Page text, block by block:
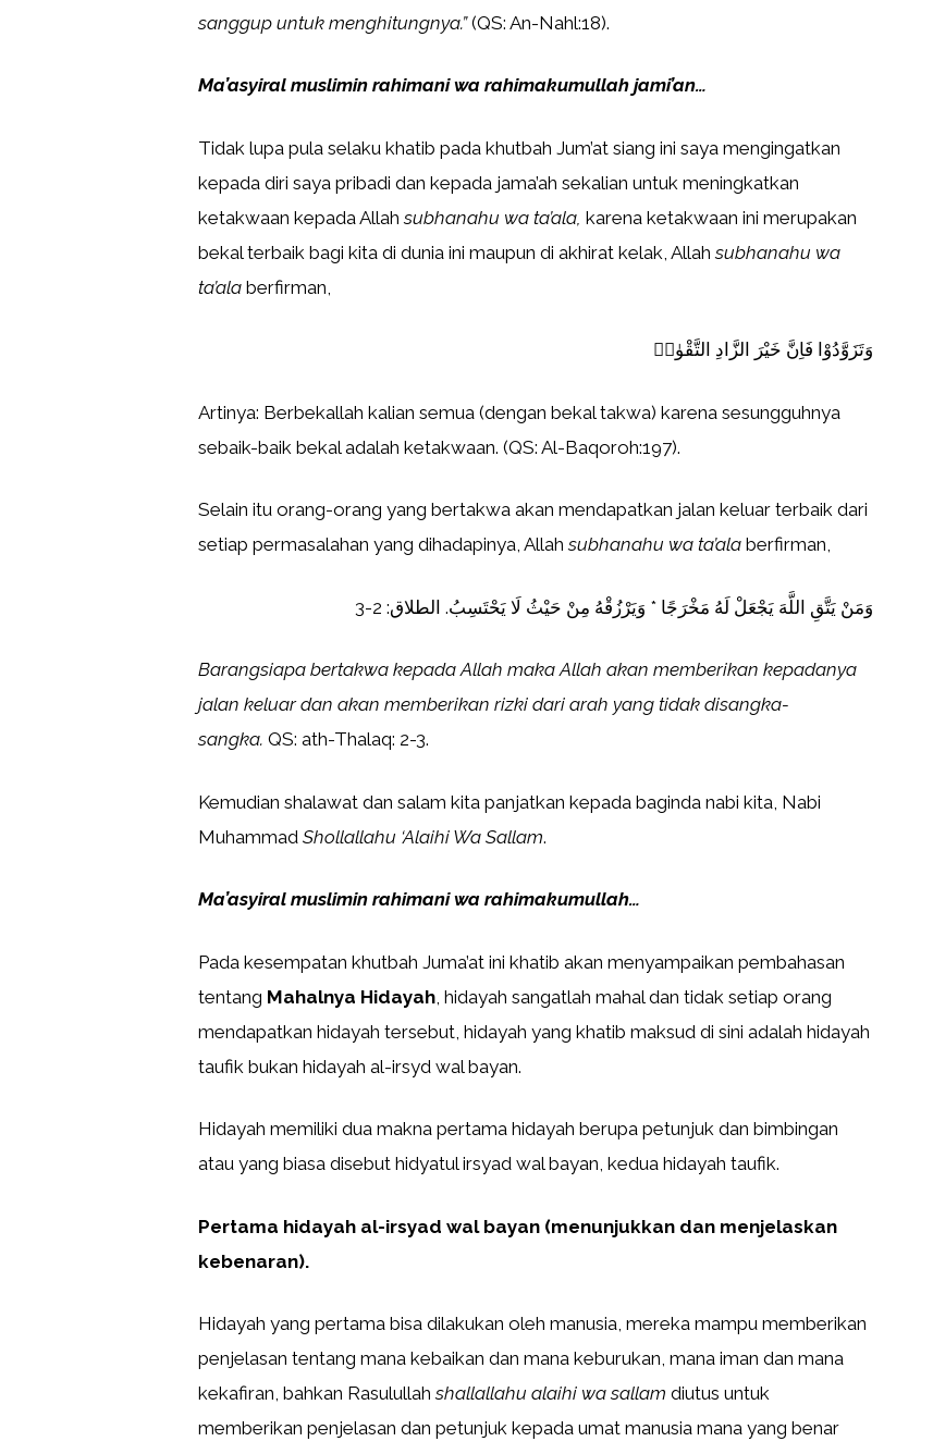
sanggup untuk menghitungnya.”(QS: An-Nahl:18).
Ma’asyiral muslimin rahimani wa rahimakumullah jami’an…
Tidak lupa pula selaku khatib pada khutbah Jum’at siang ini saya mengingatkan
kepada diri saya pribadi dan kepada jama’ah sekalian untuk meningkatkan
ketakwaan kepada Allahsubhanahu wa ta’ala, karena ketakwaan ini merupakan
bekal terbaik bagi kita di dunia ini maupun di akhirat kelak, Allahsubhanahu wa
ta’ala berfirman,
وَتَزَوَّدُوْا فَاِنَّ خَيْرَ الزَّادِ التَّقْوٰىۖ
Artinya: Berbekallah kalian semua (dengan bekal takwa) karena sesungguhnya
sebaik-baik bekal adalah ketakwaan. (QS: Al-Baqoroh:197).
Selain itu orang-orang yang bertakwa akan mendapatkan jalan keluar terbaik dari
setiap permasalahan yang dihadapinya, Allahsubhanahu wa ta’ala berfirman,
وَمَنْ يَتَّقِ اللَّهَ يَجْعَلْ لَهُ مَخْرَجًا * وَيَرْزُقْهُ مِنْ حَيْثُ لَا يَحْتَسِبُ. الطلاق: 2-3
Barangsiapa bertakwa kepada Allah maka Allah akan memberikan kepadanya
jalan keluar dan akan memberikan rizki dari arah yang tidak disangka-
sangka. QS: ath-Thalaq: 2-3.
Kemudian shalawat dan salam kita panjatkan kepada baginda nabi kita, Nabi
Muhammad Shollallahu ‘Alaihi Wa Sallam.
Ma’asyiral muslimin rahimani wa rahimakumullah…
Pada kesempatan khutbah Juma’at ini khatib akan menyampaikan pembahasan
tentang Mahalnya Hidayah , hidayah sangatlah mahal dan tidak setiap orang
mendapatkan hidayah tersebut, hidayah yang khatib maksud di sini adalah hidayah
taufik bukan hidayah al-irsyd wal bayan.
Hidayah memiliki dua makna pertama hidayah berupa petunjuk dan bimbingan
atau yang biasa disebut hidyatul irsyad wal bayan, kedua hidayah taufik.
Pertama hidayah al-irsyad wal bayan (menunjukkan dan menjelaskan
kebenaran).
Hidayah yang pertama bisa dilakukan oleh manusia, mereka mampu memberikan
penjelasan tentang mana kebaikan dan mana keburukan, mana iman dan mana
kekafiran, bahkan Rasulullahshallallahu alaihi wa sallam diutus untuk
memberikan penjelasan dan petunjuk kepada umat manusia mana yang benar